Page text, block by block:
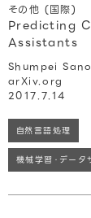
その他 (国際)
Predicting
Assistants
Shumpei
arXiv.org
2017.7.14
自然言語処理
機械学習・データ